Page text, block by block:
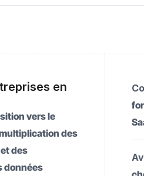
en
vers le
des
des
données